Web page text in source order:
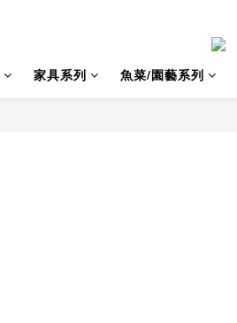
家具系列 魚菜/園藝系列